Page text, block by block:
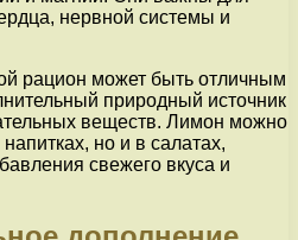
нервной системы и
рацион может быть отличным
природный источник
веществ. Лимон можно
но и в салатах,
свежего вкуса и